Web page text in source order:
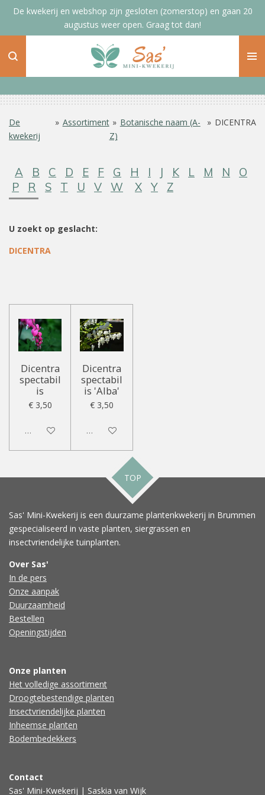
Ga
de
De kwekerij en webshop zijn gesloten (zomerstop) en gaan 20
augustus weer open. Graag tot dan!
De
kwekerij
» Assortiment » Botanische naam (A-
Z)
» DICENTRA
A B C D E F G H I J K L M N
O
P
R S T U V W X Y Z
U zoekt op geslacht:
DICENTRA
Dicentra
spectabil
is
€ 3,50
Uitgeschakeld
Dicentra
spectabil
is 'Alba'
€ 3,50
Uitgeschakeld
TOP
Sas' Mini-Kwekerij is een duurzame plantenkwekerij in Brummen
gespecialiseerd in vaste planten, siergrassen en
insectvriendelijke tuinplanten.
Over Sas'
In de pers
Onze aanpak
Duurzaamheid
Bestellen
Openingstijden
Onze planten
Het volledige assortiment
Droogtebestendige planten
Insectvriendelijke planten
Inheemse planten
Bodembedekkers
Contact
Sas' Mini-Kwekerij | Saskia van Wijk